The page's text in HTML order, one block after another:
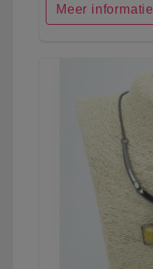
Meer informatie